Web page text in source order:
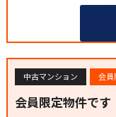
中古マンション 会員
会員限定物件です